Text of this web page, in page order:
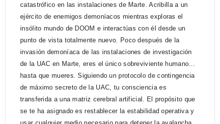
catastrófico en las instalaciones de Marte. Acribilla a un
ejército de enemigos demoníacos mientras exploras el
insólito mundo de DOOM e interactúas con él desde un
punto de vista totalmente nuevo. Poco después de la
invasión demoníaca de las instalaciones de investigación
de la UAC en Marte, eres el único sobreviviente humano…
hasta que mueres. Siguiendo un protocolo de contingencia
de máximo secreto de la UAC, tu consciencia es
transferida a una matriz cerebral artificial. El propósito que
se te ha asignado es restablecer la estabilidad operativa y